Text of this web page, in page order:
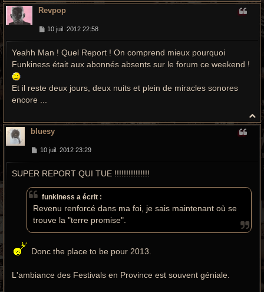
a
Revpop
M
s
g
10 juil. 2012 22:58
Yeahh Man ! Quel Report ! On comprend mieux pourquoi
Funkiness était aux abonnés absents sur le forum ce weekend !
Et il reste deux jours, deux nuits et plein de miracles sonores
encore ...
H
a
bluesy
M
s
g
e
10 juil. 2012 23:29
SUPER REPORT QUI TUE !!!!!!!!!!!!!!!
funkiness a écrit :
Revenu renforcé dans ma foi, je sais maintenant où se
trouve la "terre promise".
Donc the place to be pour 2013.
L'ambiance des Festivals en Province est souvent géniale.